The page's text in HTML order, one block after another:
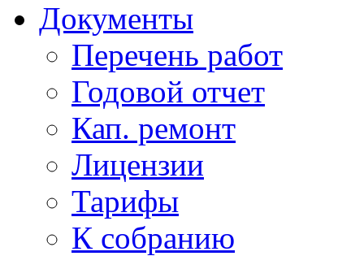
Документы
Перечень работ
Годовой отчет
Кап. ремонт
Лицензии
Тарифы
К собранию